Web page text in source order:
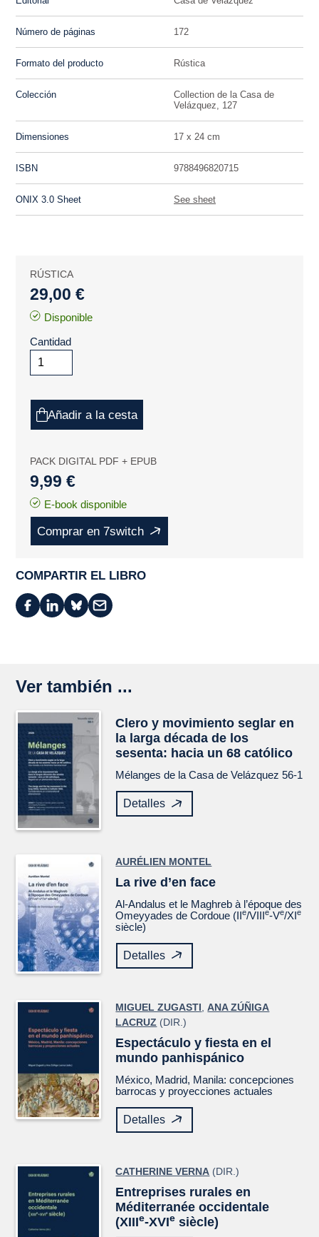
Número de páginas 172
Formato del producto Rústica
Colección
Collection de la Casa de
Velázquez, 127
Dimensiones 17 x 24 cm
ISBN 9788496820715
ONIX 3.0 Sheet See sheet
RÚSTICA
29,00 €
Disponible
Cantidad
Añadir a la cesta
PACK DIGITAL PDF + EPUB
9,99 €
E-book disponible
Comprar en 7switch
COMPARTIR EL LIBRO
Ver también ...
Clero y movimiento seglar en
la larga década de los
sesenta: hacia un 68 católico
Mélanges de la Casa de Velázquez 56-1
Detalles
AURÉLIEN MONTEL
La rive d’en face
Al-Andalus et le Maghreb à l’époque des
Omeyyades de Cordoue (IIe/VIIIe-Ve/XIe
siècle)
Detalles
MIGUEL ZUGASTI ,ANA ZÚÑIGA
LACRUZ (DIR.)
Espectáculo y fiesta en el
mundo panhispánico
México, Madrid, Manila: concepciones
barrocas y proyecciones actuales
Detalles
CATHERINE VERNA (DIR.)
Entreprises rurales en
Méditerranée occidentale
(XIIIe-XVIe siècle)